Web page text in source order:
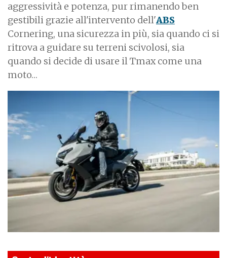
aggressività e potenza, pur rimanendo ben
gestibili grazie all'intervento dell'ABS
Cornering, una sicurezza in più, sia quando ci si
ritrova a guidare su terreni scivolosi, sia
quando si decide di usare il Tmax come una
moto…
m
a